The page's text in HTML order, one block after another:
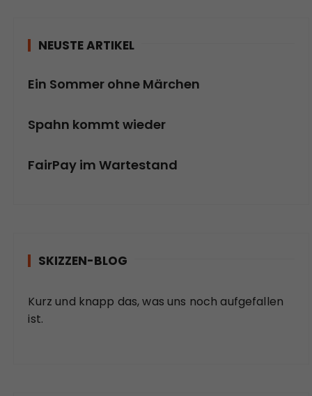
NEUSTE ARTIKEL
Ein Sommer ohne Märchen
Spahn kommt wieder
FairPay im Wartestand
SKIZZEN-BLOG
Kurz und knapp das, was uns noch aufgefallen
ist.